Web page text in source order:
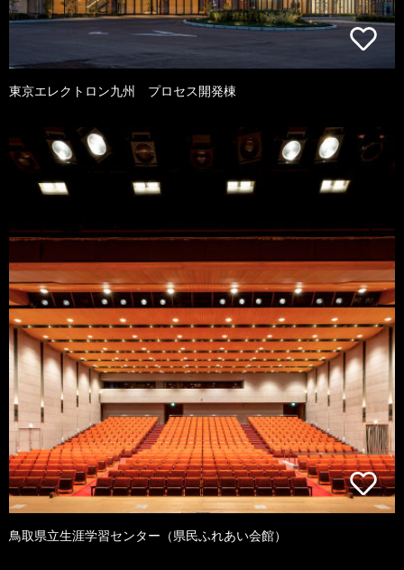
東京エレクトロン九州 プロセス開発棟
鳥取県立生涯学習センター（県民ふれあい会館）